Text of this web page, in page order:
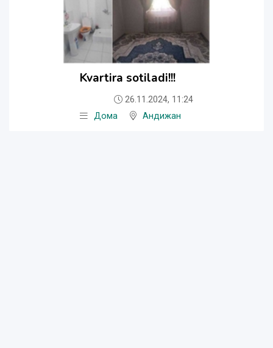
Kvartira sotiladi!!!
26.11.2024, 11:24
Дома
Андижан